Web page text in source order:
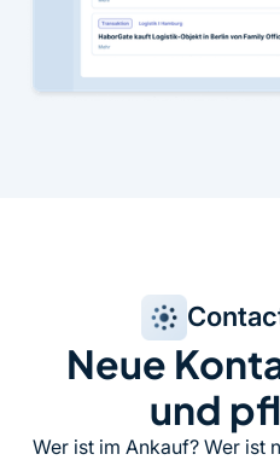
Neue
und
Wer ist im Ankauf? Wer ist